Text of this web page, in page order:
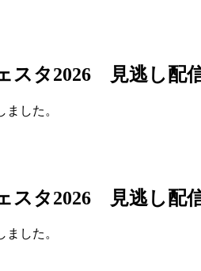
スタ2026 見逃し配
した。
スタ2026 見逃し配
した。